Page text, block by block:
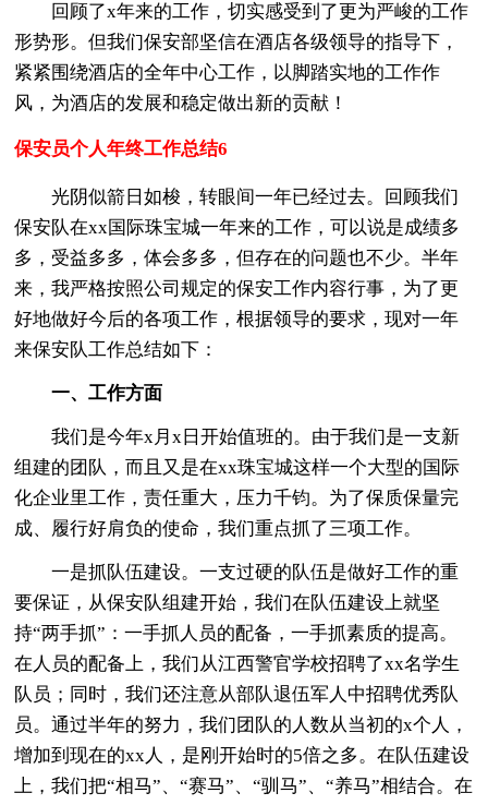
回顾了x年来的工作，切实感受到了更为严峻的工作
形势形。但我们保安部坚信在酒店各级领导的指导下，
紧紧围绕酒店的全年中心工作，以脚踏实地的工作作
风，为酒店的发展和稳定做出新的贡献！
保安员个人年终工作总结6
光阴似箭日如梭，转眼间一年已经过去。回顾我们
保安队在xx国际珠宝城一年来的工作，可以说是成绩多
多，受益多多，体会多多，但存在的问题也不少。半年
来，我严格按照公司规定的保安工作内容行事，为了更
好地做好今后的各项工作，根据领导的要求，现对一年
来保安队工作总结如下：
一、工作方面
我们是今年x月x日开始值班的。由于我们是一支新
组建的团队，而且又是在xx珠宝城这样一个大型的国际
化企业里工作，责任重大，压力千钧。为了保质保量完
成、履行好肩负的使命，我们重点抓了三项工作。
一是抓队伍建设。一支过硬的队伍是做好工作的重
要保证，从保安队组建开始，我们在队伍建设上就坚
持“两手抓”：一手抓人员的配备，一手抓素质的提高。
在人员的配备上，我们从江西警官学校招聘了xx名学生
队员；同时，我们还注意从部队退伍军人中招聘优秀队
员。通过半年的努力，我们团队的人数从当初的x个人，
增加到现在的xx人，是刚开始时的5倍之多。在队伍建设
上，我们把“相马”、“赛马”、“驯马”、“养马”相结合。在